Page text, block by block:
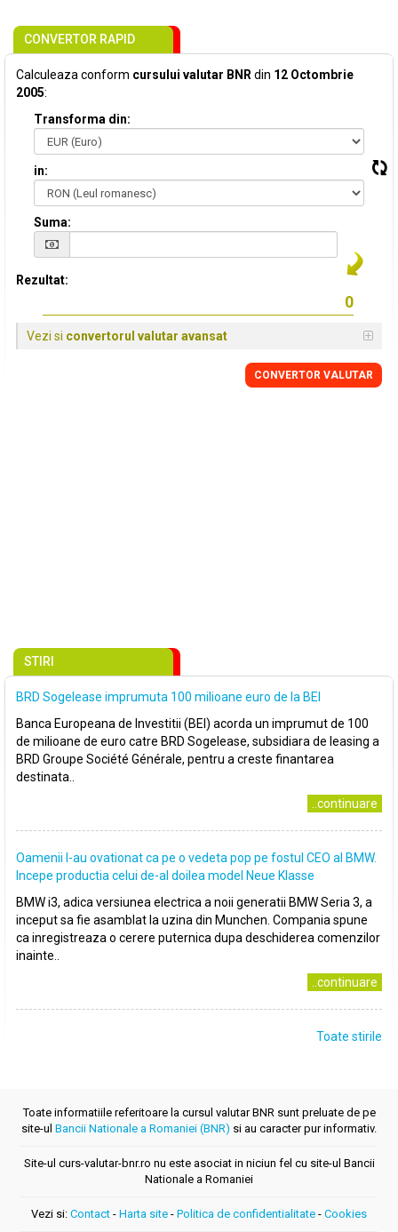
CONVERTOR RAPID
Calculeaza conform cursului valutar BNR din 12 Octombrie
2005:
Transforma din:
in:
Suma:
Rezultat:
Vezi si convertorul valutar avansat
CONVERTOR VALUTAR
STIRI
BRD Sogelease imprumuta 100 milioane euro de la BEI
Banca Europeana de Investitii (BEI) acorda un imprumut de 100
de milioane de euro catre BRD Sogelease, subsidiara de leasing a
BRD Groupe Société Générale, pentru a creste finantarea
destinata..
..continuare
Oamenii l-au ovationat ca pe o vedeta pop pe fostul CEO al BMW.
Incepe productia celui de-al doilea model Neue Klasse
BMW i3, adica versiunea electrica a noii generatii BMW Seria 3, a
inceput sa fie asamblat la uzina din Munchen. Compania spune
ca inregistreaza o cerere puternica dupa deschiderea comenzilor
inainte..
..continuare
Toate stirile
Toate informatiile referitoare la cursul valutar BNR sunt preluate de pe
site-ul Bancii Nationale a Romaniei (BNR) si au caracter pur informativ.
Site-ul curs-valutar-bnr.ro nu este asociat in niciun fel cu site-ul Bancii
Nationale a Romaniei
Vezi si: Contact - Harta site - Politica de confidentialitate - Cookies